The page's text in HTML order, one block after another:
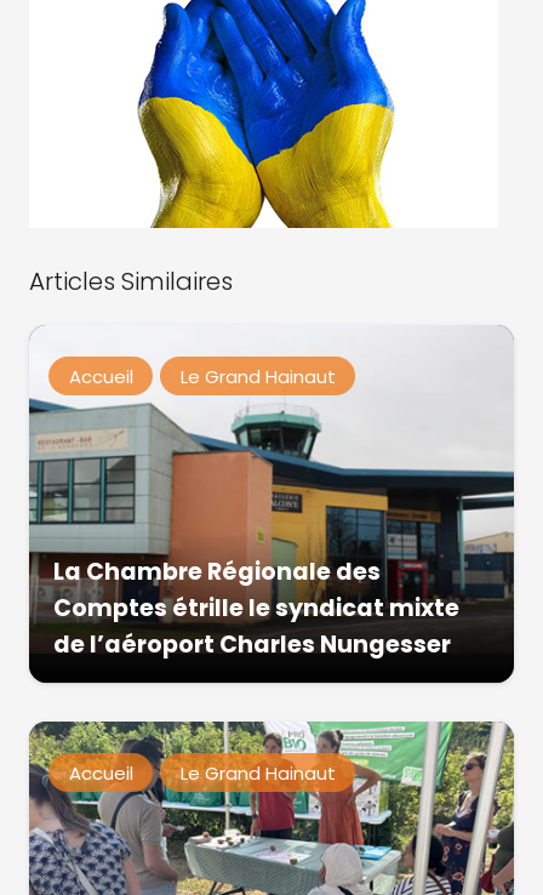
Articles Similaires
Accueil Le Grand Hainaut
La Chambre Régionale des
Comptes étrille le syndicat mixte
de l’aéroport Charles Nungesser
Accueil Le Grand Hainaut